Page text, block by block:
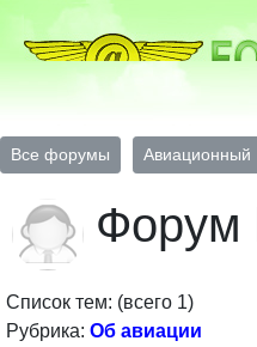
Все форумы Авиационный
Форум
Список тем: (всего 1)
Рубрика: Об авиации